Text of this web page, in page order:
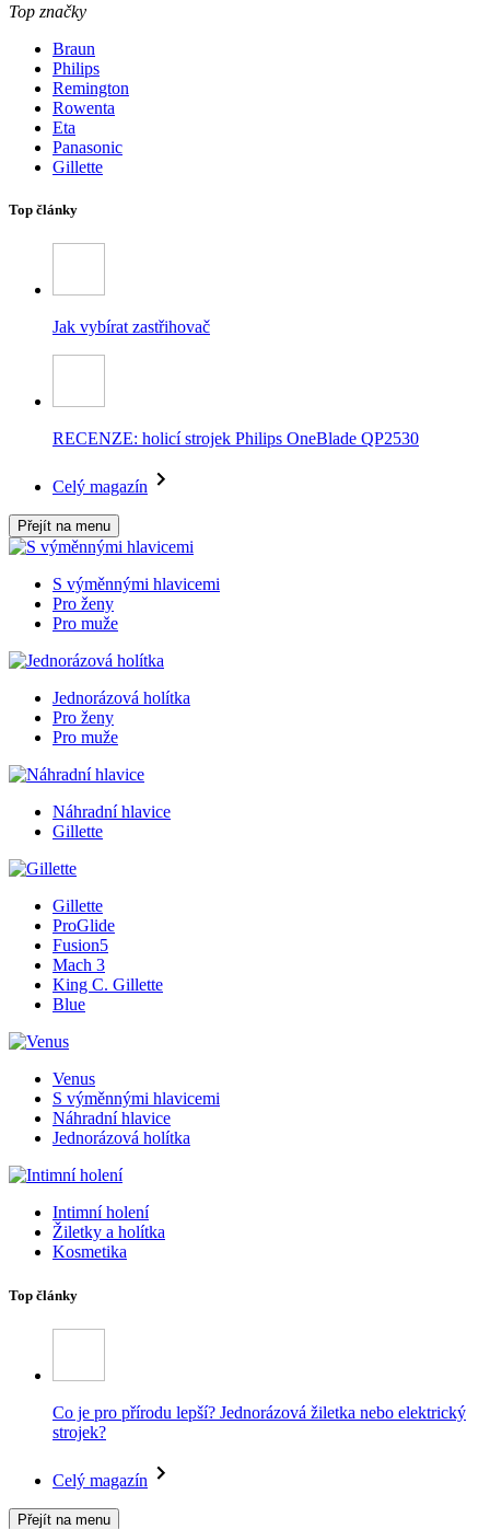
Top značky
Braun
Philips
Remington
Rowenta
Eta
Panasonic
Gillette
Top články
Jak vybírat zastřihovač
RECENZE: holicí strojek Philips OneBlade QP2530
Celý magazín
Přejít na menu
S výměnnými hlavicemi
Pro ženy
Pro muže
Jednorázová holítka
Pro ženy
Pro muže
Náhradní hlavice
Gillette
Gillette
ProGlide
Fusion5
Mach 3
King C. Gillette
Blue
Venus
S výměnnými hlavicemi
Náhradní hlavice
Jednorázová holítka
Intimní holení
Žiletky a holítka
Kosmetika
Top články
Co je pro přírodu lepší? Jednorázová žiletka nebo elektrický
strojek?
Celý magazín
Přejít na menu